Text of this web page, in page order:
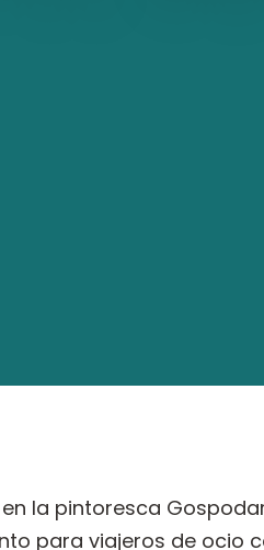
en la pintoresca
para viajeros de ocio